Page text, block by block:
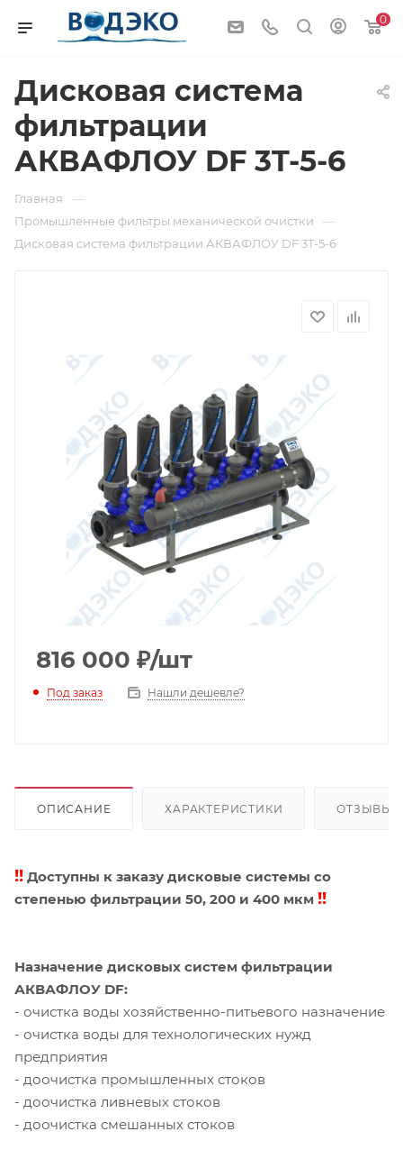
0
Дисковая система
фильтрации
АКВАФЛОУ DF 3T-5-6
Главная —
Промышленные фильтры механической очистки —
Дисковая система фильтрации АКВАФЛОУ DF 3T-5-6
816 000 ₽/шт
Под заказ Нашли дешевле?
ОПИСАНИЕ ХАРАКТЕРИСТИКИ ОТЗЫВЫ
!! Доступны к заказу дисковые системы со
cтепенью фильтрации 50, 200 и 400 мкм !!
Назначение дисковых систем фильтрации
АКВАФЛОУ DF:
- очистка воды хозяйственно-питьевого назначение
- очистка воды для технологических нужд
предприятия
- доочистка промышленных стоков
- доочистка ливневых стоков
- доочистка смешанных стоков